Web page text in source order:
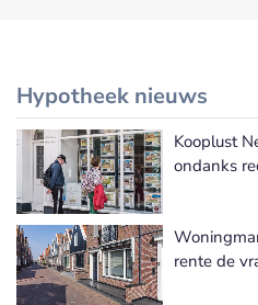
Hypotheek nieuws
Kooplust
ondanks
rente de